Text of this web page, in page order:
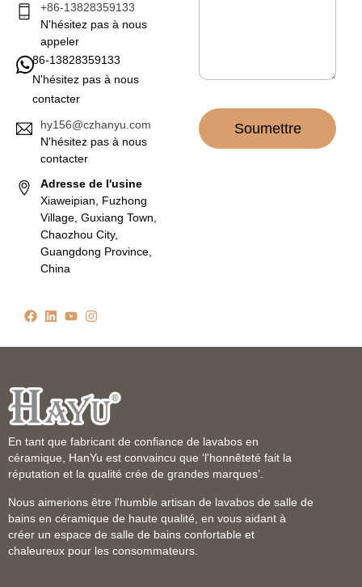
+86-13828359133
N'hésitez pas à nous
appeler
86-13828359133
N'hésitez pas à nous
contacter
hy156@czhanyu.com
N'hésitez pas à nous
contacter
Adresse de l'usine
Xiaweipian, Fuzhong
Village, Guxiang Town,
Chaozhou City,
Guangdong Province,
China
Soumettre
En tant que fabricant de confiance de lavabos en
céramique, HanYu est convaincu que ‘l'honnêteté fait la
réputation et la qualité crée de grandes marques’.
Nous aimerions être l'humble artisan de lavabos de salle de
bains en céramique de haute qualité, en vous aidant à
créer un espace de salle de bains confortable et
chaleureux pour les consommateurs.